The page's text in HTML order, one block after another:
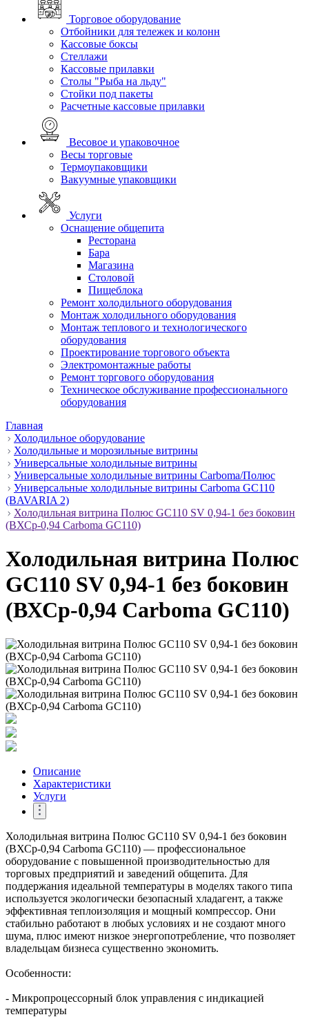
Торговое оборудование
Отбойники для тележек и колонн
Кассовые боксы
Стеллажи
Кассовые прилавки
Столы "Рыба на льду"
Стойки под пакеты
Расчетные кассовые прилавки
Весовое и упаковочное
Весы торговые
Термоупаковщики
Вакуумные упаковщики
Услуги
Оснащение общепита
Ресторана
Бара
Магазина
Столовой
Пищеблока
Ремонт холодильного оборудования
Монтаж холодильного оборудования
Монтаж теплового и технологического
оборудования
Проектирование торгового объекта
Электромонтажные работы
Ремонт торгового оборудования
Техническое обслуживание профессионального
оборудования
Главная
Холодильное оборудование
Холодильные и морозильные витрины
Универсальные холодильные витрины
Универсальные холодильные витрины Carboma/Полюс
Универсальные холодильные витрины Carboma GC110
(BAVARIA 2)
Холодильная витрина Полюс GC110 SV 0,94-1 без боковин
(ВХСр-0,94 Carboma GC110)
Холодильная витрина Полюс
GC110 SV 0,94-1 без боковин
(ВХСр-0,94 Carboma GC110)
Описание
Характеристики
Услуги
Холодильная витрина Полюс GC110 SV 0,94-1 без боковин
(ВХСр-0,94 Carboma GC110) — профессиональное
оборудование с повышенной производительностью для
торговых предприятий и заведений общепита. Для
поддержания идеальной температуры в моделях такого типа
используется экологически безопасный хладагент, а также
эффективная теплоизоляция и мощный компрессор. Они
стабильно работают в любых условиях и не создают много
шума, плюс имеют низкое энергопотребление, что позволяет
владельцам бизнеса существенно экономить.
Особенности:
- Микропроцессорный блок управления с индикацией
температуры